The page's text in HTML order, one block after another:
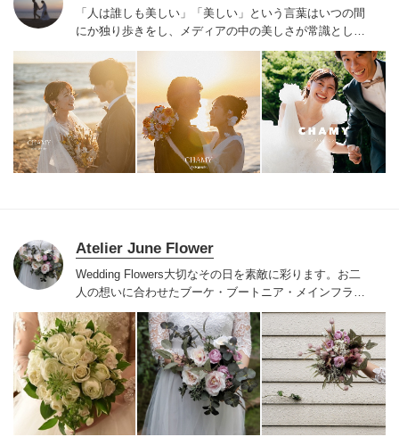
「人は誰しも美しい」
「美しい」という言葉はいつの間
にか独り歩きをし、メディアの中の美しさが常識として
根付いてしまっている世の中。自分自身やパートナーの
新しい一面、自分たちでは気づくことのできない本来あ
なたたちが持つ美しさを余すことなく見てほしい。まだ
見ぬ自分たちの「美」をCHAMYが映します。✔︎撮影日2
週間以内に納品✔︎ドレスレンタル料無料 ✔︎持ち込み料
一切なし
✔︎気に入らなければ撮り直しOK✔︎後からの追
加請求一切無し
Atelier June Flower
Wedding Flowers大切なその日を素敵に彩ります。 お二
人の想いに合わせたブーケ・ブートニア・メインフラワ
ー・テーブルフラワー好み、テーマ、季節に添ってご提
案、スタイリングいたします。